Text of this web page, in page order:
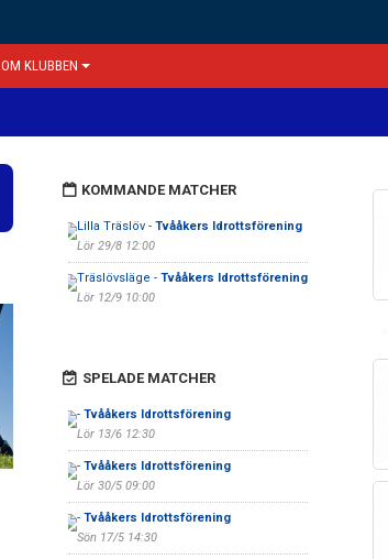
OM KLUBBEN
KOMMANDE MATCHER
Lilla Träslöv - Tvååkers Idrottsförening
Lör 29/8 12:00
Träslövsläge - Tvååkers Idrottsförening
Lör 12/9 10:00
SPELADE MATCHER
- Tvååkers Idrottsförening
Lör 13/6 12:30
- Tvååkers Idrottsförening
Lör 30/5 09:00
- Tvååkers Idrottsförening
Sön 17/5 14:30